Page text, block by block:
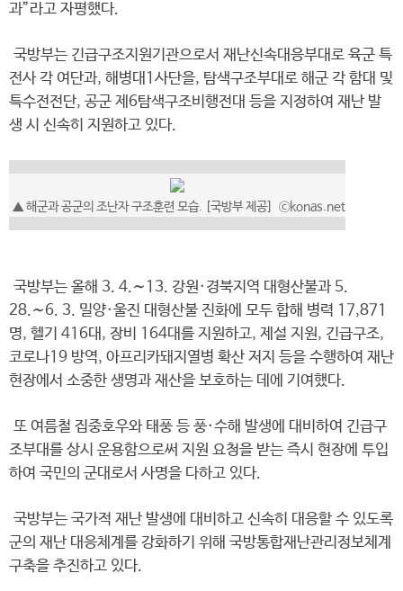
과”라고 자평했다.
국방부는 긴급구조지원기관으로서 재난신속대응부대로 육군 특
전사 각 여단과, 해병대1사단을, 탐색구조부대로 해군 각 함대 및
특수전전단, 공군 제6탐색구조비행전대 등을 지정하여 재난 발
생 시 신속히 지원하고 있다.
▲ 해군과 공군의 조난자 구조훈련 모습. [국방부 제공] ⓒkonas.net
국방부는 올해 3. 4.∼13. 강원·경북지역 대형산불과 5.
28.∼6. 3. 밀양·울진 대형산불 진화에 모두 합해 병력 17,871
명, 헬기 416대, 장비 164대를 지원하고, 제설 지원, 긴급구조,
코로나19 방역, 아프리카돼지열병 확산 저지 등을 수행하여 재난
현장에서 소중한 생명과 재산을 보호하는 데에 기여했다.
또 여름철 집중호우와 태풍 등 풍·수해 발생에 대비하여 긴급구
조부대를 상시 운용함으로써 지원 요청을 받는 즉시 현장에 투입
하여 국민의 군대로서 사명을 다하고 있다.
국방부는 국가적 재난 발생에 대비하고 신속히 대응할 수 있도록
군의 재난 대응체계를 강화하기 위해 국방통합재난관리정보체계
구축을 추진하고 있다.